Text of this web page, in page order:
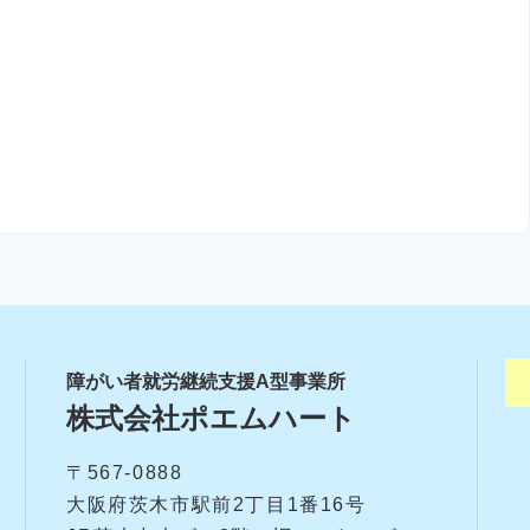
障がい者就労継続支援A型事業所
株式会社ポエムハート
〒567-0888
大阪府茨木市駅前2丁目1番16号